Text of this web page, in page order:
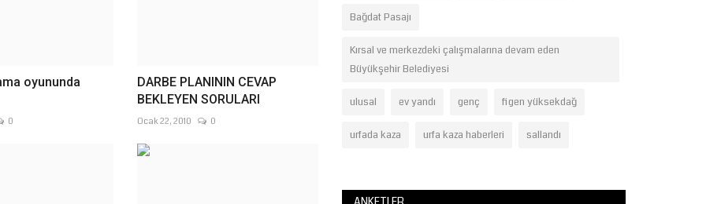
oyununda
0
DARBE PLANININ CEVAP
BEKLEYEN SORULARI
Ocak 22, 2010 0
Bağdat Pasajı
Kırsal ve merkezdeki çalışmalarına devam eden
Büyükşehir Belediyesi
ulusal ev yandı genç figen yüksekdağ
urfada kaza urfa kaza haberleri sallandı